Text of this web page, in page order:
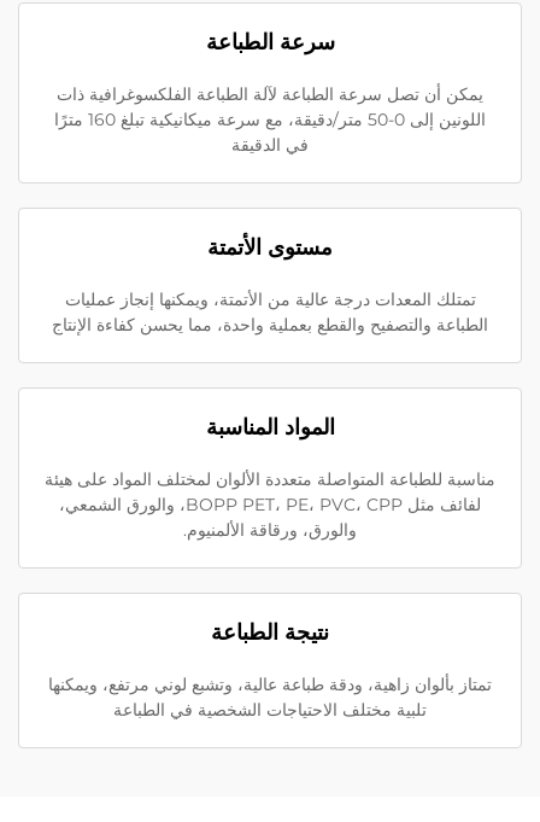
سرعة الطباعة
يمكن أن تصل سرعة الطباعة لآلة الطباعة الفلكسوغرافية ذات
اللونين إلى 0-50 متر/دقيقة، مع سرعة ميكانيكية تبلغ 160 مترًا
في الدقيقة
مستوى الأتمتة
تمتلك المعدات درجة عالية من الأتمتة، ويمكنها إنجاز عمليات
الطباعة والتصفيح والقطع بعملية واحدة، مما يحسن كفاءة الإنتاج
المواد المناسبة
مناسبة للطباعة المتواصلة متعددة الألوان لمختلف المواد على هيئة
لفائف مثل BOPP PET، PE، PVC، CPP، والورق الشمعي،
والورق، ورقاقة الألمنيوم.
نتيجة الطباعة
تمتاز بألوان زاهية، ودقة طباعة عالية، وتشبع لوني مرتفع، ويمكنها
تلبية مختلف الاحتياجات الشخصية في الطباعة